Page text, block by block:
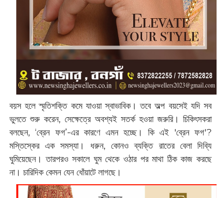
বয়স হলে স্মৃতিশক্তি কমে যাওয়া স্বাভাবিক‌। তবে অল্প বয়সেই যদি সব
ভুলতে শুরু করেন, সেক্ষেত্রে অবশ্যই সতর্ক হওয়া জরুরি। চিকিৎসকরা
বলছেন, ‘ব্রেন ফগ’-এর কারণে এমন হচ্ছে। কি এই 'ব্রেন ফগ'?
মস্তিস্কের এক সমস্যা। ধরুন, কোনও ব্যক্তি রাতের বেলা দিব্যি
ঘুমিয়েছেন। তারপরও সকালে ঘুম থেকে ওঠার পর মাথা ঠিক কাজ করছে
না। চারিদিক কেমন যেন ধোঁয়াটে লাগছে।